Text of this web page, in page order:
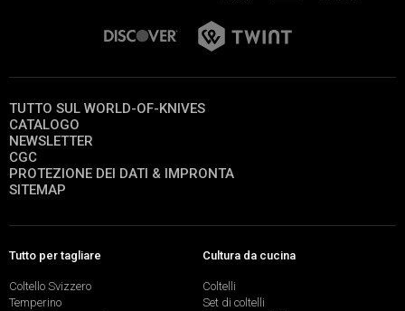
TUTTO SUL WORLD-OF-KNIVES
CATALOGO
NEWSLETTER
CGC
PROTEZIONE DEI DATI & IMPRONTA
SITEMAP
Tutto per tagliare
Coltello Svizzero
Temperino
Cultura da cucina
Coltelli
Set di coltelli